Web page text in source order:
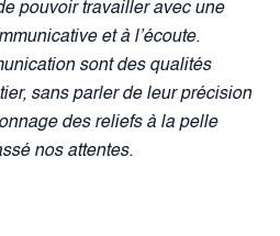
pouvoir travailler avec une
et à l’écoute.
sont des qualités
sans parler de leur précision
des reliefs à la pelle
nos attentes.